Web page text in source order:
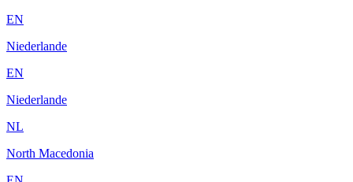
EN
Niederlande
EN
Niederlande
NL
North Macedonia